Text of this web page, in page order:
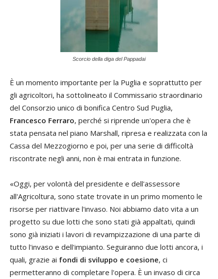
Scorcio della diga del Pappadai
È un momento importante per la Puglia e soprattutto per
gli agricoltori, ha sottolineato il Commissario straordinario
del Consorzio unico di bonifica Centro Sud Puglia,
Francesco Ferraro, perché si riprende un'opera che è
stata pensata nel piano Marshall, ripresa e realizzata con la
Cassa del Mezzogiorno e poi, per una serie di difficoltà
riscontrate negli anni, non è mai entrata in funzione.
«Oggi, per volontà del presidente e dell'assessore
all'Agricoltura, sono state trovate in un primo momento le
risorse per riattivare l'invaso. Noi abbiamo dato vita a un
progetto su due lotti che sono stati già appaltati, quindi
sono già iniziati i lavori di revampizzazione di una parte di
tutto l'invaso e dell'impianto. Seguiranno due lotti ancora, i
quali, grazie ai fondi di sviluppo e coesione, ci
permetteranno di completare l'opera. È un invaso di circa